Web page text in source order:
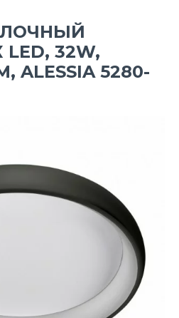
32W,
ALESSIA 5280-